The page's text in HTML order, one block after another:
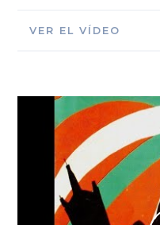
VER EL VÍDEO